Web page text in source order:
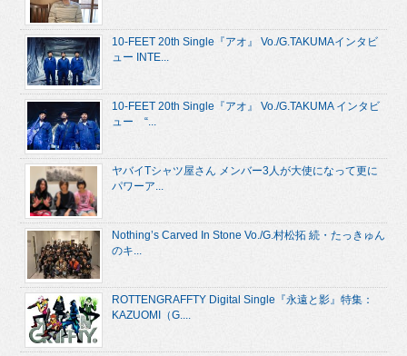
10-FEET 20th Single『アオ』 Vo./G.TAKUMAインタビ
ュー INTE...
10-FEET 20th Single『アオ』 Vo./G.TAKUMA インタビ
ュー “...
ヤバイTシャツ屋さん メンバー3人が大使になって更に
パワーア...
Nothing’s Carved In Stone Vo./G.村松拓 続・たっきゅん
のキ...
ROTTENGRAFFTY Digital Single『永遠と影』特集：
KAZUOMI（G....